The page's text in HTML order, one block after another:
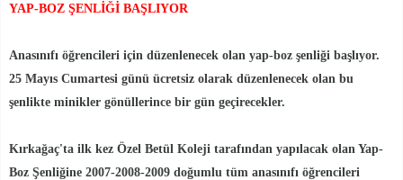
YAP-BOZ ŞENLİĞİ BAŞLIYOR
Anasınıfı öğrencileri için düzenlenecek olan yap-boz şenliği başlıyor.
25 Mayıs Cumartesi günü ücretsiz olarak düzenlenecek olan bu
şenlikte minikler gönüllerince bir gün geçirecekler.
Kırkağaç'ta ilk kez Özel Betül Koleji tarafından yapılacak olan Yap-
Boz Şenliğine 2007-2008-2009 doğumlu tüm anasınıfı öğrencileri